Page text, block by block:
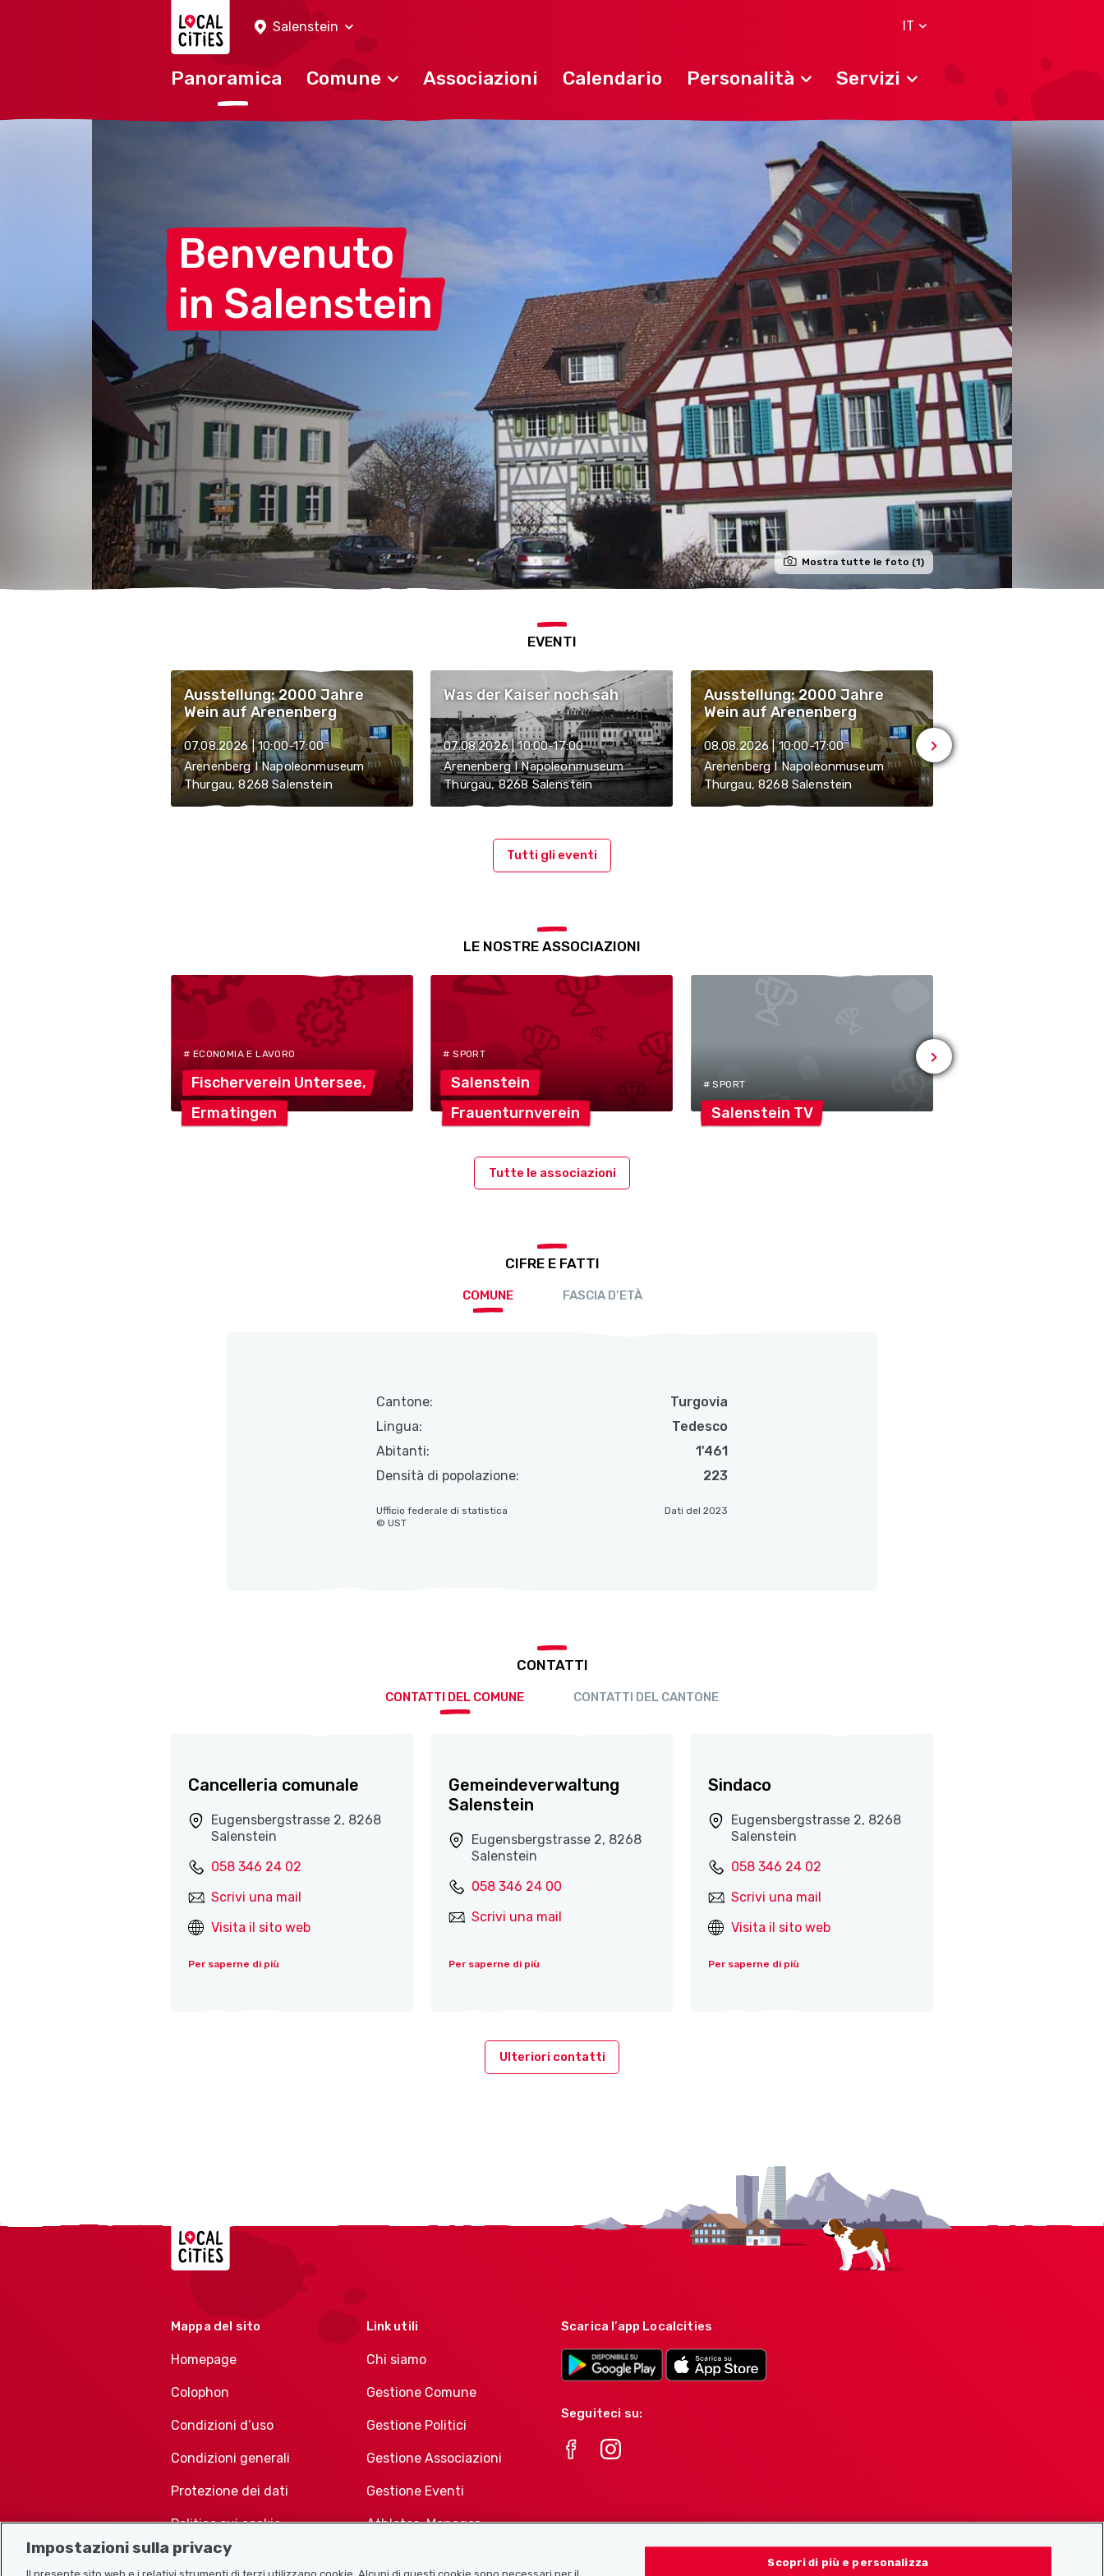
Salenstein
IT
Panoramica Comune Associazioni Calendario Personalità Servizi
Benvenuto
in Salenstein
Mostra tutte le foto (1)
EVENTI
Ausstellung: 2000 Jahre
Wein auf Arenenberg
07.08.2026 | 10:00-17:00
Arenenberg I Napoleonmuseum
Thurgau, 8268 Salenstein
Was der Kaiser noch sah
07.08.2026 | 10:00-17:00
Arenenberg I Napoleonmuseum
Thurgau, 8268 Salenstein
Ausstellung: 2000 Jahre
Wein auf Arenenberg
08.08.2026 | 10:00-17:00
Arenenberg I Napoleonmuseum
Thurgau, 8268 Salenstein
Tutti gli eventi
LE NOSTRE ASSOCIAZIONI
# ECONOMIA E LAVORO
Fischerverein Untersee,
Ermatingen
# SPORT
Salenstein
Frauenturnverein
# SPORT
Salenstein TV
Tutte le associazioni
CIFRE E FATTI
COMUNE FASCIA D’ETÀ
Cantone:
Turgovia
Lingua:
Tedesco
Abitanti:
1'461
Densità di popolazione:
223
Dati del 2023
Ufficio federale di statistica
© UST
CONTATTI
CONTATTI DEL COMUNE CONTATTI DEL CANTONE
Cancelleria comunale
Eugensbergstrasse 2, 8268
Salenstein
058 346 24 02
Scrivi una mail
Visita il sito web
Per saperne di più
Gemeindeverwaltung
Salenstein
Eugensbergstrasse 2, 8268
Salenstein
058 346 24 00
Scrivi una mail
Per saperne di più
Sindaco
Eugensbergstrasse 2, 8268
Salenstein
058 346 24 02
Scrivi una mail
Visita il sito web
Per saperne di più
Ulteriori contatti
Localcities
Mappa del sito
Homepage
Colophon
Condizioni d’uso
Condizioni generali
Protezione dei dati
Politica sui cookie
Link utili
Chi siamo
Gestione Comune
Gestione Politici
Gestione Associazioni
Gestione Eventi
Athletes-Manager
Scarica l’app Localcities
Seguiteci su:
Impostazioni sulla privacy
Scopri di più e personalizza